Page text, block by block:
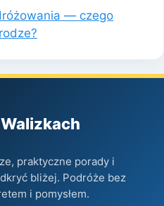
— czego
praktyczne porady i
bliżej. Podróże bez
i pomysłem.